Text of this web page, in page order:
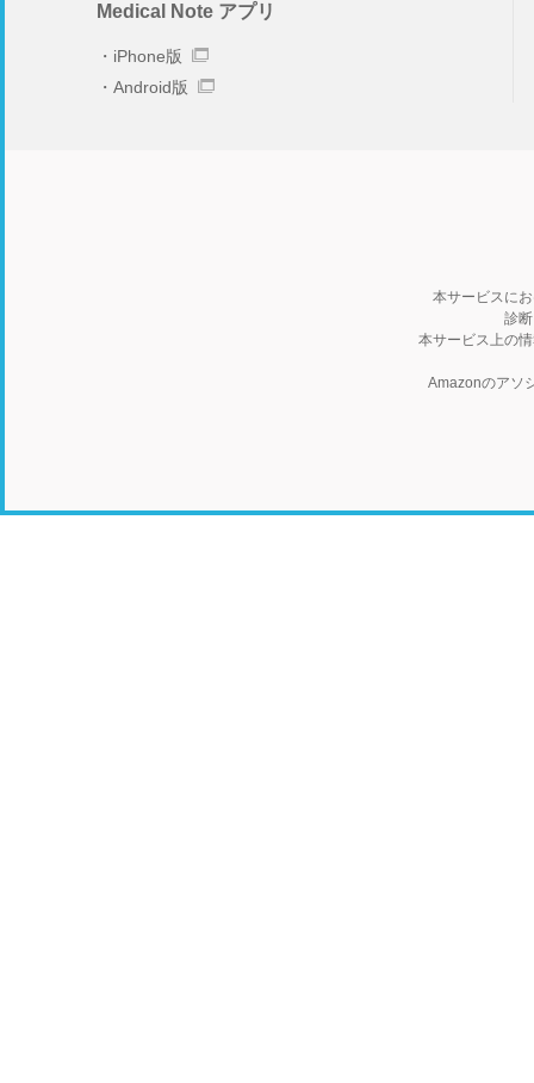
Medical Note アプリ
iPhone版
Android版
本サービスに
診
本サービス上の
Amazonのアソ